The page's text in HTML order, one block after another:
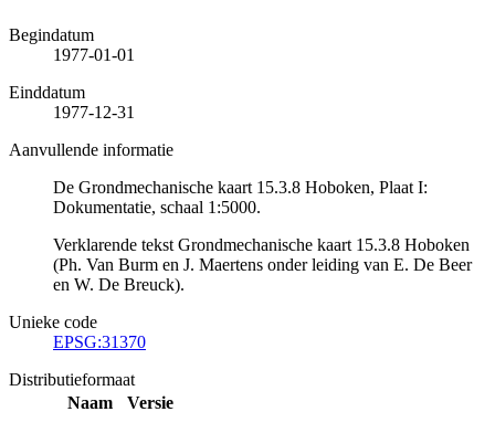
Begindatum
1977-01-01
Einddatum
1977-12-31
Aanvullende informatie
De Grondmechanische kaart 15.3.8 Hoboken, Plaat I:
Dokumentatie, schaal 1:5000.
Verklarende tekst Grondmechanische kaart 15.3.8 Hoboken
(Ph. Van Burm en J. Maertens onder leiding van E. De Beer
en W. De Breuck).
Unieke code
EPSG:31370
Distributieformaat
Naam
Versie